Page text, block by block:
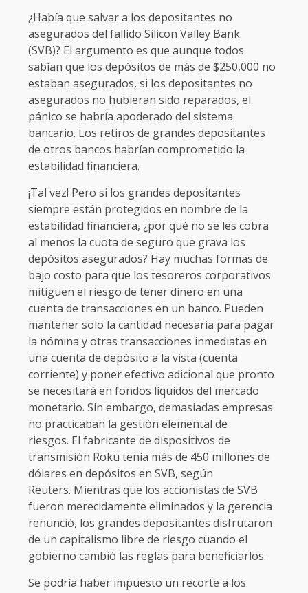
¿Había que salvar a los depositantes no
asegurados del fallido Silicon Valley Bank
(SVB)? El argumento es que aunque todos
sabían que los depósitos de más de $250,000 no
estaban asegurados, si los depositantes no
asegurados no hubieran sido reparados, el
pánico se habría apoderado del sistema
bancario. Los retiros de grandes depositantes
de otros bancos habrían comprometido la
estabilidad financiera.
¡Tal vez! Pero si los grandes depositantes
siempre están protegidos en nombre de la
estabilidad financiera, ¿por qué no se les cobra
al menos la cuota de seguro que grava los
depósitos asegurados? Hay muchas formas de
bajo costo para que los tesoreros corporativos
mitiguen el riesgo de tener dinero en una
cuenta de transacciones en un banco. Pueden
mantener solo la cantidad necesaria para pagar
la nómina y otras transacciones inmediatas en
una cuenta de depósito a la vista (cuenta
corriente) y poner efectivo adicional que pronto
se necesitará en fondos líquidos del mercado
monetario. Sin embargo, demasiadas empresas
no practicaban la gestión elemental de
riesgos. El fabricante de dispositivos de
transmisión Roku tenía más de 450 millones de
dólares en depósitos en SVB, según
Reuters. Mientras que los accionistas de SVB
fueron merecidamente eliminados y la gerencia
renunció, los grandes depositantes disfrutaron
de un capitalismo libre de riesgo cuando el
gobierno cambió las reglas para beneficiarlos.
Se podría haber impuesto un recorte a los